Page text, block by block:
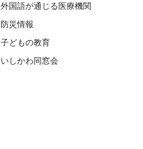
外国語が通じる医療機関
防災情報
子どもの教育
いしかわ同窓会